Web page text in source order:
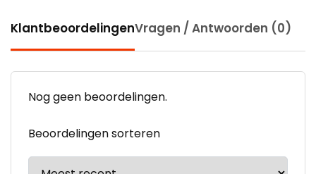
KlantbeoordelingenVragen / Antwoorden (0)
Nog geen beoordelingen.
Beoordelingen sorteren